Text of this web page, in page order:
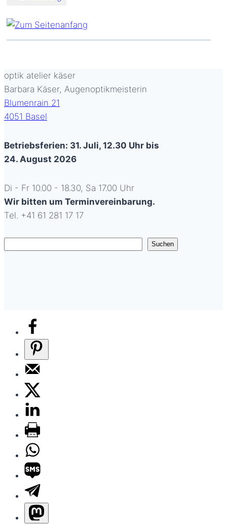
optik atelier käser
Barbara Käser, Augenoptikmeisterin
Blumenrain 21
4051 Basel
Betriebsferien: 31. Juli, 12.30 Uhr bis
24. August 2026
Di - Fr 10.00 - 18.30, Sa 17.00 Uhr
Wir bitten um Terminvereinbarung.
Tel. +41 61 281 17 17
Suchen